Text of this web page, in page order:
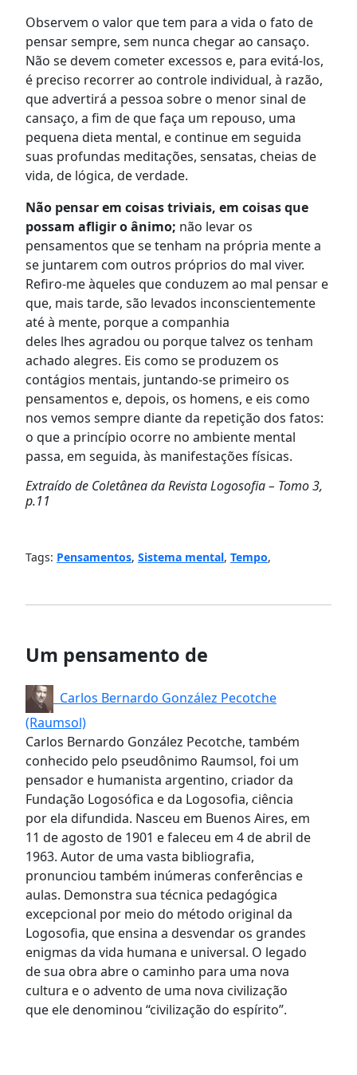
Observem o valor que tem para a vida o fato de
pensar sempre, sem nunca chegar ao cansaço.
Não se devem cometer excessos e, para evitá-los,
é preciso recorrer ao controle individual, à razão,
que advertirá a pessoa sobre o menor sinal de
cansaço, a fim de que faça um repouso, uma
pequena dieta mental, e continue em seguida
suas profundas meditações, sensatas, cheias de
vida, de lógica, de verdade.
Não pensar em coisas triviais, em coisas que
possam afligir o ânimo; não levar os
pensamentos que se tenham na própria mente a
se juntarem com outros próprios do mal viver.
Refiro-me àqueles que conduzem ao mal pensar e
que, mais tarde, são levados inconscientemente
até à mente, porque a companhia
deles lhes agradou ou porque talvez os tenham
achado alegres. Eis como se produzem os
contágios mentais, juntando-se primeiro os
pensamentos e, depois, os homens, e eis como
nos vemos sempre diante da repetição dos fatos:
o que a princípio ocorre no ambiente mental
passa, em seguida, às manifestações físicas.
Extraído de Coletânea da Revista Logosofia – Tomo 3,
p.11
Tags: Pensamentos, Sistema mental, Tempo,
Um pensamento de
Carlos Bernardo González Pecotche
(Raumsol)
Carlos Bernardo González Pecotche, também
conhecido pelo pseudônimo Raumsol, foi um
pensador e humanista argentino, criador da
Fundação Logosófica e da Logosofia, ciência
por ela difundida. Nasceu em Buenos Aires, em
11 de agosto de 1901 e faleceu em 4 de abril de
1963. Autor de uma vasta bibliografia,
pronunciou também inúmeras conferências e
aulas. Demonstra sua técnica pedagógica
excepcional por meio do método original da
Logosofia, que ensina a desvendar os grandes
enigmas da vida humana e universal. O legado
de sua obra abre o caminho para uma nova
cultura e o advento de uma nova civilização
que ele denominou “civilização do espírito”.